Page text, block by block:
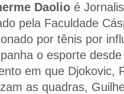
Daolio é
pela Faculdade
por tênis por
o esporte
em que Djokovic,
as quadras,